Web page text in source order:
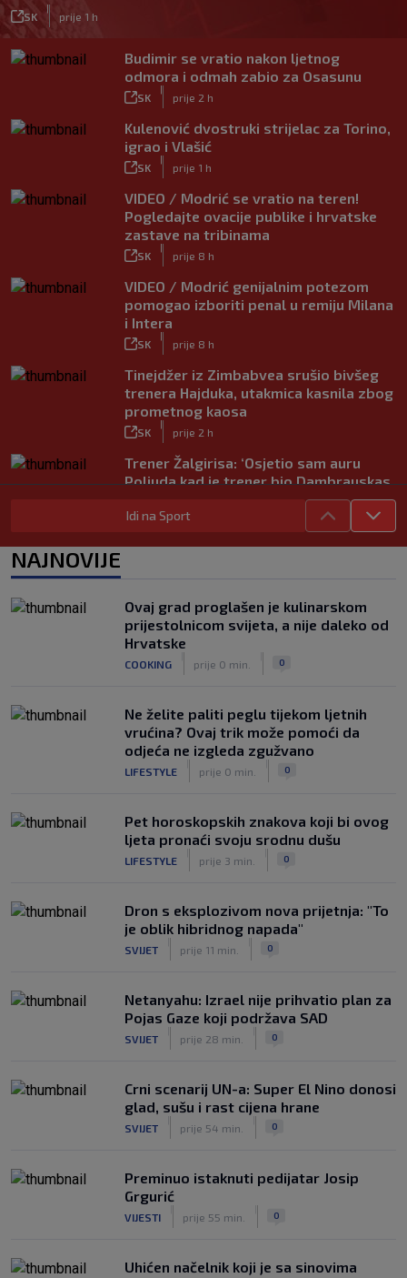
SK prije 1 h
Budimir se vratio nakon ljetnog
odmora i odmah zabio za Osasunu
SK prije 2 h
Kulenović dvostruki strijelac za Torino,
igrao i Vlašić
SK prije 1 h
VIDEO / Modrić se vratio na teren!
Pogledajte ovacije publike i hrvatske
zastave na tribinama
SK prije 8 h
VIDEO / Modrić genijalnim potezom
pomogao izboriti penal u remiju Milana
i Intera
SK prije 8 h
Tinejdžer iz Zimbabvea srušio bivšeg
trenera Hajduka, utakmica kasnila zbog
prometnog kaosa
SK prije 2 h
Trener Žalgirisa: ‘Osjetio sam auru
Poljuda kad je trener bio Dambrauskas.
Hajduk danas igra nestabilno’
SK
|
prije 4 h
Vatreni u Cityju sve bolji: ‘Kovačić
SK prije 4 h
Luis Figo žestoko prozvao Infantina:
‘Najniže, najlopovskije i kukavički
sebično ponašanje. Mora otići!’
Idi na Sport
NAJNOVIJE
Ovaj grad proglašen je kulinarskom
prijestolnicom svijeta, a nije daleko od
Hrvatske
COOKING prije 0 min. 0
Ne želite paliti peglu tijekom ljetnih
vrućina? Ovaj trik može pomoći da
odjeća ne izgleda zgužvano
LIFESTYLE prije 0 min. 0
Pet horoskopskih znakova koji bi ovog
ljeta pronaći svoju srodnu dušu
LIFESTYLE prije 3 min. 0
Dron s eksplozivom nova prijetnja: "To
je oblik hibridnog napada"
SVIJET prije 11 min. 0
Netanyahu: Izrael nije prihvatio plan za
Pojas Gaze koji podržava SAD
SVIJET prije 28 min. 0
Crni scenarij UN-a: Super El Nino donosi
glad, sušu i rast cijena hrane
SVIJET prije 54 min. 0
Preminuo istaknuti pedijatar Josip
Grgurić
VIJESTI prije 55 min. 0
Uhićen načelnik koji je sa sinovima